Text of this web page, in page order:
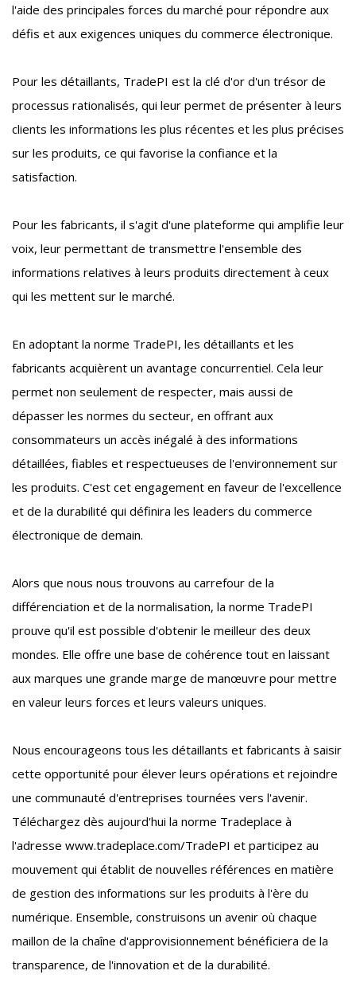
l'aide des principales forces du marché pour répondre aux
défis et aux exigences uniques du commerce électronique.
Pour les détaillants, TradePI est la clé d'or d'un trésor de
processus rationalisés, qui leur permet de présenter à leurs
clients les informations les plus récentes et les plus précises
sur les produits, ce qui favorise la confiance et la
satisfaction.
Pour les fabricants, il s'agit d'une plateforme qui amplifie leur
voix, leur permettant de transmettre l'ensemble des
informations relatives à leurs produits directement à ceux
qui les mettent sur le marché.
En adoptant la norme TradePI, les détaillants et les
fabricants acquièrent un avantage concurrentiel. Cela leur
permet non seulement de respecter, mais aussi de
dépasser les normes du secteur, en offrant aux
consommateurs un accès inégalé à des informations
détaillées, fiables et respectueuses de l'environnement sur
les produits. C'est cet engagement en faveur de l'excellence
et de la durabilité qui définira les leaders du commerce
électronique de demain.
Alors que nous nous trouvons au carrefour de la
différenciation et de la normalisation, la norme TradePI
prouve qu'il est possible d'obtenir le meilleur des deux
mondes. Elle offre une base de cohérence tout en laissant
aux marques une grande marge de manœuvre pour mettre
en valeur leurs forces et leurs valeurs uniques.
Nous encourageons tous les détaillants et fabricants à saisir
cette opportunité pour élever leurs opérations et rejoindre
une communauté d'entreprises tournées vers l'avenir.
Téléchargez dès aujourd'hui la norme Tradeplace à
l'adresse www.tradeplace.com/TradePI et participez au
mouvement qui établit de nouvelles références en matière
de gestion des informations sur les produits à l'ère du
numérique. Ensemble, construisons un avenir où chaque
maillon de la chaîne d'approvisionnement bénéficiera de la
transparence, de l'innovation et de la durabilité.